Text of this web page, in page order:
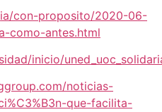
con-proposito/2020-06-
como-antes.html
inicio/
noticias-
que-facilita-